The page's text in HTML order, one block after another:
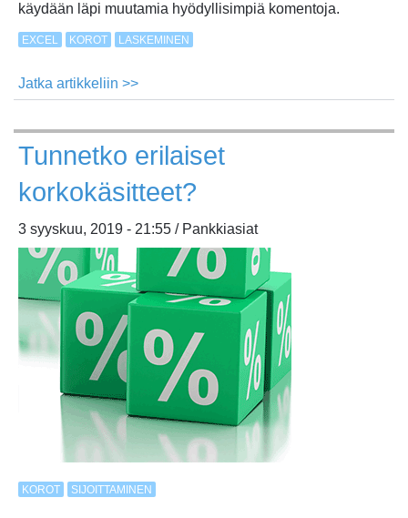
käydään läpi muutamia hyödyllisimpiä komentoja.
EXCEL KOROT LASKEMINEN
Jatka artikkeliin >>
excel-
kaavat
Tunnetko erilaiset
korkokäsitteet?
3 syyskuu, 2019 - 21:55 / Pankkiasiat
KOROT SIJOITTAMINEN